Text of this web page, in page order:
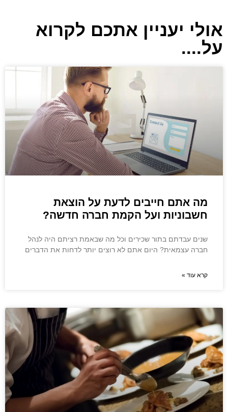
אולי יעניין אתכם לקרוא
על....
מה אתם חייבים לדעת על הוצאת
חשבוניות ועל הקמת חברה חדשה?
שנים עבדתם בתור שכירים וכל מה שבאמת רציתם היה לנהל
חברה עצמאית? היום אתם לא רוצים יותר לדחות את הדברים
קרא עוד »